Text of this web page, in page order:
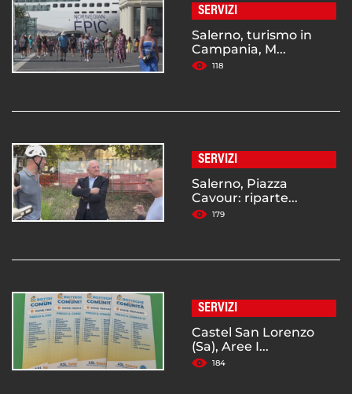
SERVIZI
Salerno, turismo in
Campania, M...
118
SERVIZI
Salerno, Piazza
Cavour: riparte...
179
SERVIZI
Castel San Lorenzo
(Sa), Aree I...
184